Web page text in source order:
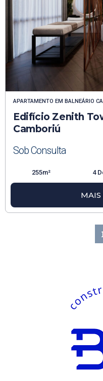
APARTAMENTO EM BALNEÁRIO
Edifício Zenith
Camboriú
Sob Consulta
255m² 4
MAIS